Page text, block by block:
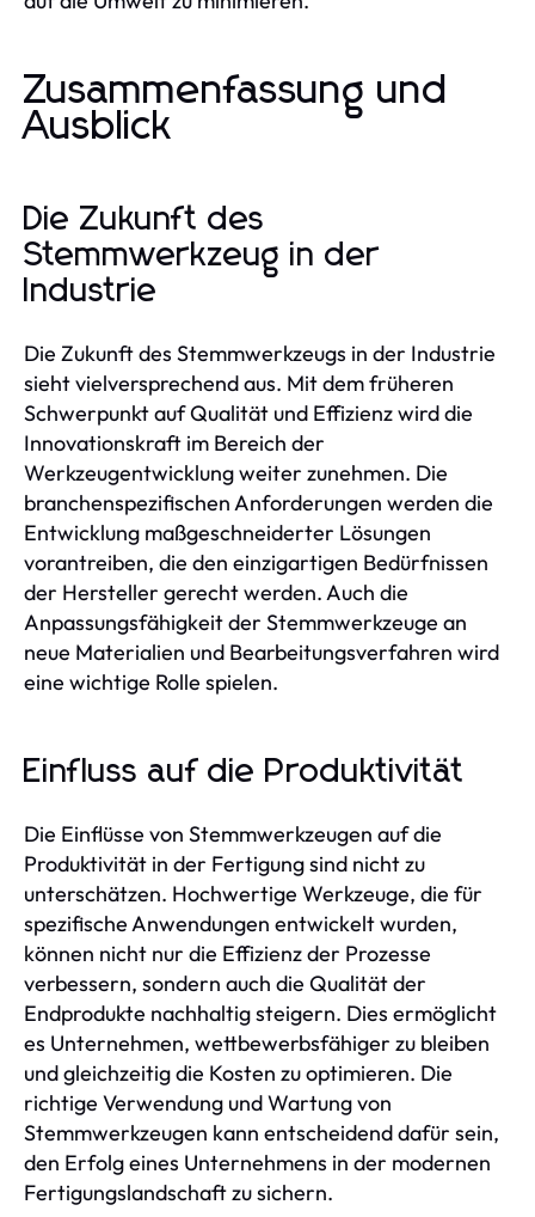
Zusammenfassung und
Ausblick
Die Zukunft des
Stemmwerkzeug in der
Industrie
Die Zukunft des Stemmwerkzeugs in der Industrie
sieht vielversprechend aus. Mit dem früheren
Schwerpunkt auf Qualität und Effizienz wird die
Innovationskraft im Bereich der
Werkzeugentwicklung weiter zunehmen. Die
branchenspezifischen Anforderungen werden die
Entwicklung maßgeschneiderter Lösungen
vorantreiben, die den einzigartigen Bedürfnissen
der Hersteller gerecht werden. Auch die
Anpassungsfähigkeit der Stemmwerkzeuge an
neue Materialien und Bearbeitungsverfahren wird
eine wichtige Rolle spielen.
Einfluss auf die Produktivität
Die Einflüsse von Stemmwerkzeugen auf die
Produktivität in der Fertigung sind nicht zu
unterschätzen. Hochwertige Werkzeuge, die für
spezifische Anwendungen entwickelt wurden,
können nicht nur die Effizienz der Prozesse
verbessern, sondern auch die Qualität der
Endprodukte nachhaltig steigern. Dies ermöglicht
es Unternehmen, wettbewerbsfähiger zu bleiben
und gleichzeitig die Kosten zu optimieren. Die
richtige Verwendung und Wartung von
Stemmwerkzeugen kann entscheidend dafür sein,
den Erfolg eines Unternehmens in der modernen
Fertigungslandschaft zu sichern.